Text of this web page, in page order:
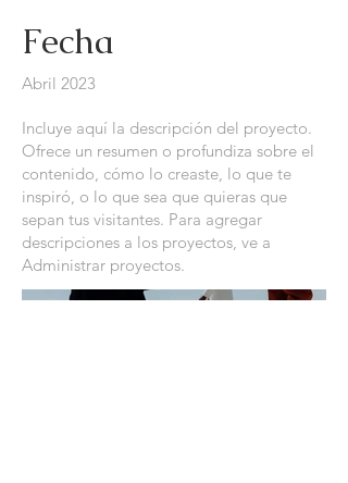
Fecha
Abril 2023
Incluye aquí la descripción del proyecto.
Ofrece un resumen o profundiza sobre el
contenido, cómo lo creaste, lo que te
inspiró, o lo que sea que quieras que
sepan tus visitantes. Para agregar
descripciones a los proyectos, ve a
Administrar proyectos.